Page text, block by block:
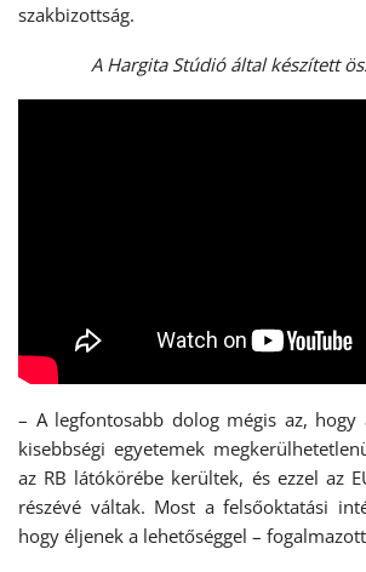
szakbizottság.
A Hargita Stúdió által készített
– A legfontosabb dolog mégis az, hogy
kisebbségi egyetemek
az RB látókörébe kerültek, és ezzel az
részévé váltak. Most a felsőoktatási
hogy éljenek a lehetőséggel –